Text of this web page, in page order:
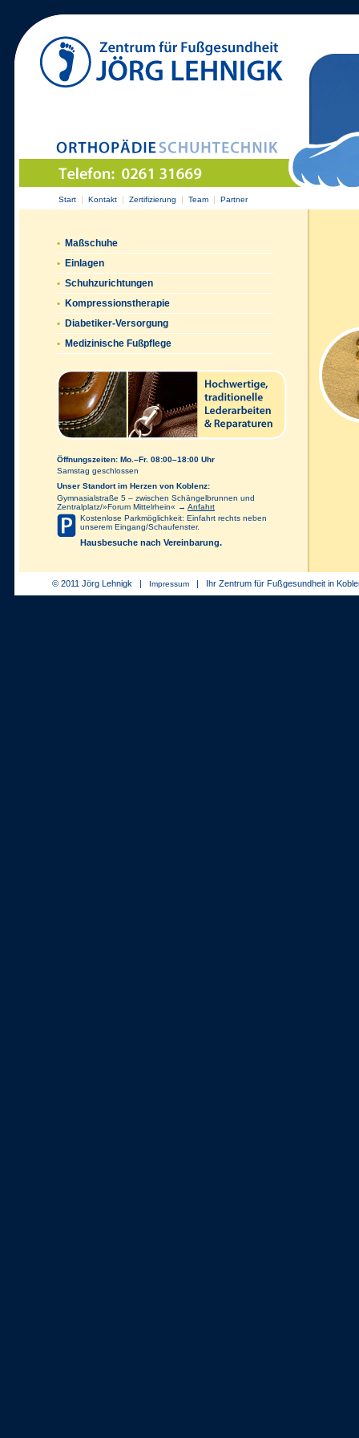
Start | Kontakt | Zertifizierung | Team | Partner
• Maßschuhe
• Einlagen
• Schuhzurichtungen
• Kompressionstherapie
• Diabetiker-Versorgung
• Medizinische Fußpflege
Öffnungszeiten: Mo.–Fr. 08:00–18:00 Uhr
Samstag geschlossen
Unser Standort im Herzen von Koblenz:
Gymnasialstraße 5 – zwischen Schängelbrunnen und
Zentralplatz/»Forum Mittelrhein« → Anfahrt
Kostenlose Parkmöglichkeit: Einfahrt rechts neben
unserem Eingang/Schaufenster.
Hausbesuche nach Vereinbarung.
© 2011 Jörg Lehnigk | Impressum | Ihr Zentrum für Fußgesundheit in